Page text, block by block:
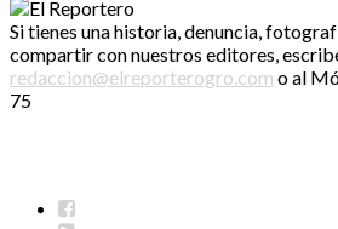
Si tienes una historia, denuncia,
compartir con nuestros editores,
redaccion@elreporterogro.com o al
75